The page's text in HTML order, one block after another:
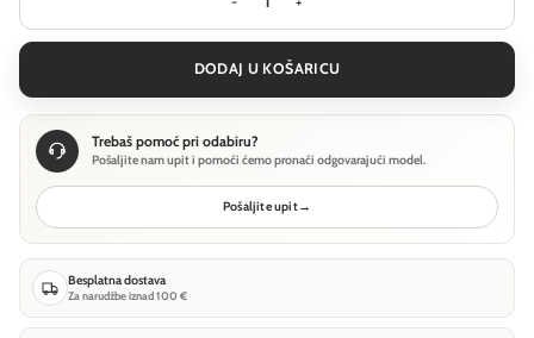
Stropna svjetiljka Ideal Lux FLY
DODAJ U KOŠARICU
Trebaš pomoć pri odabiru?
Pošaljite nam upit i pomoći ćemo pronaći odgovarajući model.
Pošaljite upit→
Besplatna dostava
Za narudžbe iznad 100 €